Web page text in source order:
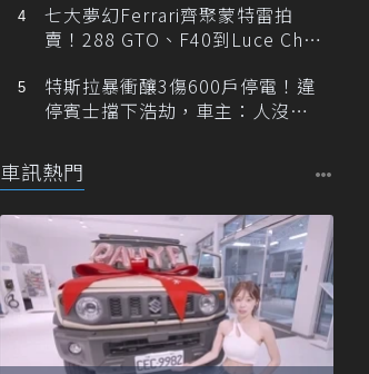
七大夢幻Ferrari齊聚蒙特雷拍
賣！288 GTO、F40到Luce Cha
特斯拉暴衝釀3傷600戶停電！違
停賓士擋下浩劫，車主：人沒事
車訊熱門